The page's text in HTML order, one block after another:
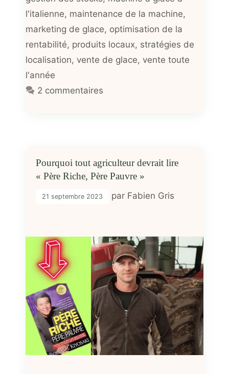
l'italienne, maintenance de la machine,
marketing de glace, optimisation de la
rentabilité, produits locaux, stratégies de
localisation, vente de glace, vente toute
l'année
2 commentaires
Pourquoi tout agriculteur devrait lire
« Père Riche, Père Pauvre »
21 septembre 2023 par Fabien Gris